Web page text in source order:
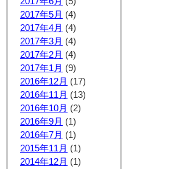
2017年5月 (4)
2017年4月 (4)
2017年3月 (4)
2017年2月 (4)
2017年1月 (9)
2016年12月 (17)
2016年11月 (13)
2016年10月 (2)
2016年9月 (1)
2016年7月 (1)
2015年11月 (1)
2014年12月 (1)